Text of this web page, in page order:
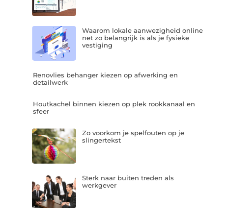
Waarom lokale aanwezigheid online
net zo belangrijk is als je fysieke
vestiging
Renovlies behanger kiezen op afwerking en
detailwerk
Houtkachel binnen kiezen op plek rookkanaal en
sfeer
Zo voorkom je spelfouten op je
slingertekst
Sterk naar buiten treden als
werkgever